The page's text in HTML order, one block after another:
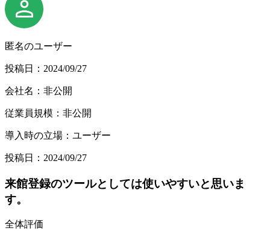
匿名のユーザー
投稿日：2024/09/27
会社名：非公開
従業員規模：非公開
導入時の立場：ユーザー
投稿日：2024/09/27
来館登録のツールとしては使いやすいと思いま
す。
全体評価